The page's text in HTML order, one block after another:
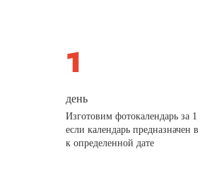
день
Изготовим фотокалендарь за
если календарь предназначен
к определенной дате